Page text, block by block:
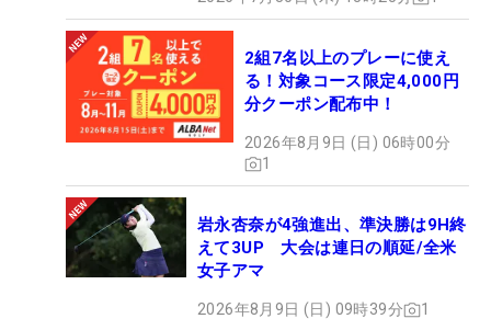
2組7名以上のプレーに使え
る！対象コース限定4,000円
分クーポン配布中！
2026年8月9日 (日) 06時00分
1
岩永杏奈が4強進出、準決勝は9H終
えて3UP 大会は連日の順延/全米
女子アマ
2026年8月9日 (日) 09時39分 1